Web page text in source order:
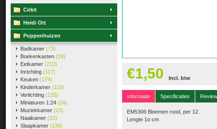
Cirkit
Heidi Ott
Poppenhuizen
Badkamer (73)
Boekenkasten (29)
Eetkamer (213)
Inrichting (117)
Keuken (174)
Kinderkamer (110)
Verlichting (135)
Miniaturen 1:24 (24)
Muziekkamer (23)
Naaikamer (15)
Slaapkamer (139)
€1,50 Incl. btw
Informatie Specificaties
EM5306 Bloemen rood, per 12.
Lengte 1o cm